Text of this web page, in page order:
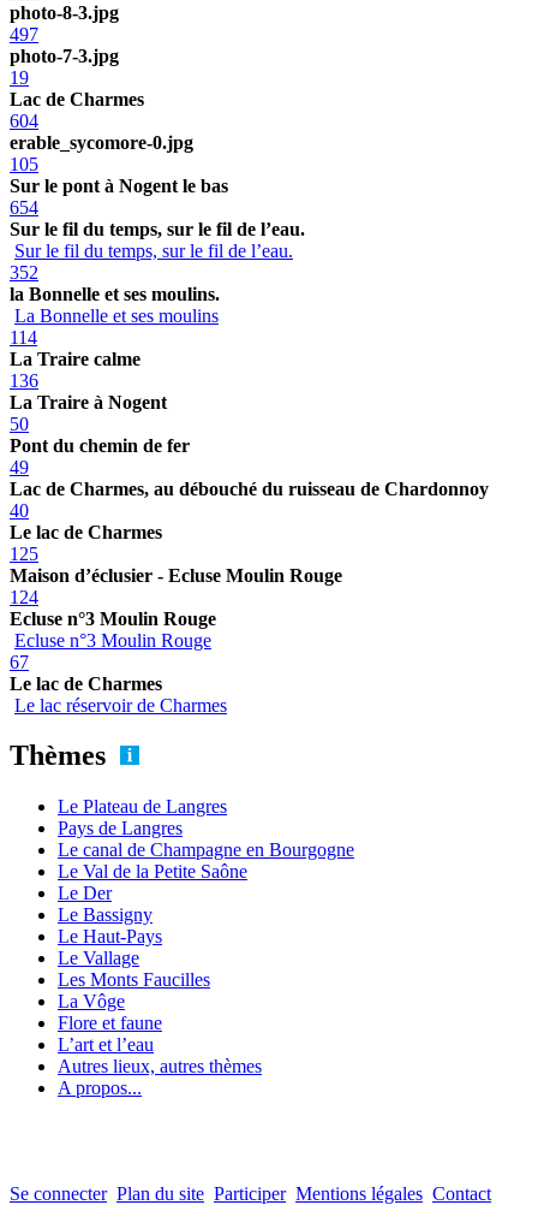
photo-8-3.jpg
497
photo-7-3.jpg
19
Lac de Charmes
604
erable_sycomore-0.jpg
105
Sur le pont à Nogent le bas
654
Sur le fil du temps, sur le fil de l’eau.
Sur le fil du temps, sur le fil de l’eau.
352
la Bonnelle et ses moulins.
La Bonnelle et ses moulins
114
La Traire calme
136
La Traire à Nogent
50
Pont du chemin de fer
49
Lac de Charmes, au débouché du ruisseau de Chardonnoy
40
Le lac de Charmes
125
Maison d’éclusier - Ecluse Moulin Rouge
124
Ecluse n°3 Moulin Rouge
Ecluse n°3 Moulin Rouge
67
Le lac de Charmes
Le lac réservoir de Charmes
Thèmes
Le Plateau de Langres
Pays de Langres
Le canal de Champagne en Bourgogne
Le Val de la Petite Saône
Le Der
Le Bassigny
Le Haut-Pays
Le Vallage
Les Monts Faucilles
La Vôge
Flore et faune
L’art et l’eau
Autres lieux, autres thèmes
A propos...
Se connecter Plan du site Participer Mentions légales Contact